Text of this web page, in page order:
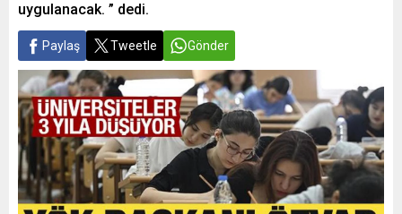
uygulanacak. ” dedi.
Paylaş Tweetle Gönder